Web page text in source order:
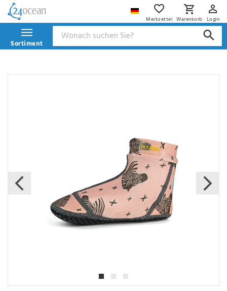
Merkzettel Warenkorb Login
Sortiment